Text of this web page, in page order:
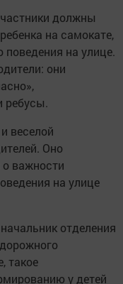
должны
на самокате,
на улице.
они
ребусы.
веселой
Оно
важности
на улице
отделения
такое
у детей